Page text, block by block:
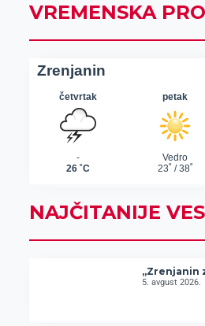
VREMENSKA
NAJČITANIJE
„Zrenjanin
5. avgust 2026.